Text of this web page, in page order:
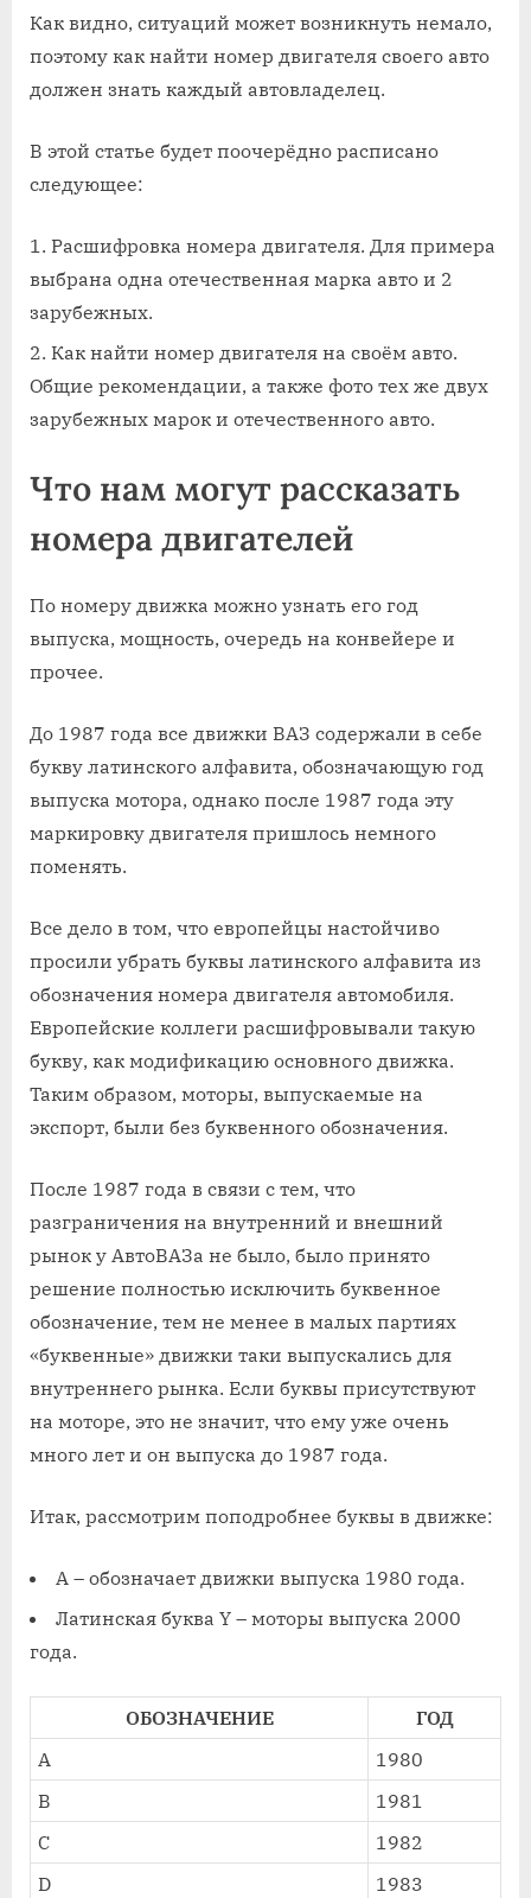
Как видно, ситуаций может возникнуть немало,
поэтому как найти номер двигателя своего авто
должен знать каждый автовладелец.
В этой статье будет поочерёдно расписано
следующее:
Расшифровка номера двигателя. Для примера
выбрана одна отечественная марка авто и 2
зарубежных.
Как найти номер двигателя на своём авто.
Общие рекомендации, а также фото тех же двух
зарубежных марок и отечественного авто.
Что нам могут рассказать
номера двигателей
По номеру движка можно узнать его год
выпуска, мощность, очередь на конвейере и
прочее.
До 1987 года все движки ВАЗ содержали в себе
букву латинского алфавита, обозначающую год
выпуска мотора, однако после 1987 года эту
маркировку двигателя пришлось немного
поменять.
Все дело в том, что европейцы настойчиво
просили убрать буквы латинского алфавита из
обозначения номера двигателя автомобиля.
Европейские коллеги расшифровывали такую
букву, как модификацию основного движка.
Таким образом, моторы, выпускаемые на
экспорт, были без буквенного обозначения.
После 1987 года в связи с тем, что
разграничения на внутренний и внешний
рынок у АвтоВАЗа не было, было принято
решение полностью исключить буквенное
обозначение, тем не менее в малых партиях
«буквенные» движки таки выпускались для
внутреннего рынка. Если буквы присутствуют
на моторе, это не значит, что ему уже очень
много лет и он выпуска до 1987 года.
Итак, рассмотрим поподробнее буквы в движке:
А – обозначает движки выпуска 1980 года.
Латинская буква Y – моторы выпуска 2000
года.
ОБОЗНАЧЕНИЕ
ГОД
A
1980
B
1981
C
1982
D
1983